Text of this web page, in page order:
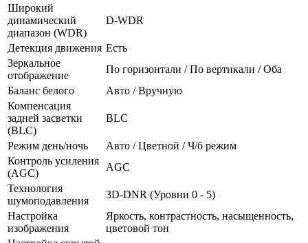
Широкий
динамический
диапазон (WDR)
D-WDR
Детекция движения Есть
Зеркальное
отображение
По горизонтали / По вертикали / Оба
Баланс белого
Авто / Вручную
Компенсация
задней засветки
(BLC)
BLC
Режим день/ночь
Авто / Цветной / Ч/б режим
Контроль усиления
(AGC)
AGC
Технология
шумоподавления
3D-DNR (Уровни 0 - 5)
Настройка
изображения
Яркость, контрастность, насыщенность,
цветовой тон